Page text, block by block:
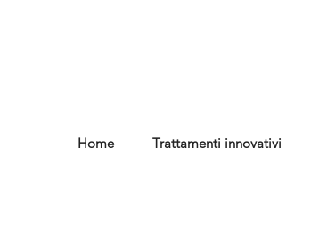
Home Trattamenti innovativi